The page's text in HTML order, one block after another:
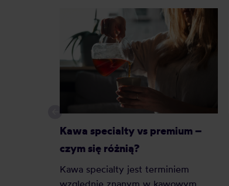
Kawa specialty vs premium –
czym się różnią?
Kawa specialty jest terminiem